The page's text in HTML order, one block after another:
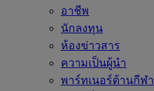
อาชีพ
นักลงทุน
ห้องข่าวสาร
ความเป็นผู้นำ
พาร์ทเนอร์ด้านกีฬา